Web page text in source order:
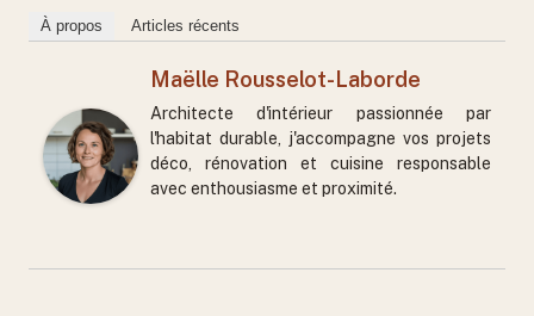
À propos Articles récents
Maëlle Rousselot-Laborde
Architecte d'intérieur passionnée par
l'habitat durable, j'accompagne vos projets
déco, rénovation et cuisine responsable
avec enthousiasme et proximité.